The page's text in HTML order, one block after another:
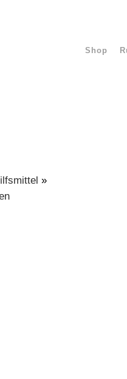
Shop
»